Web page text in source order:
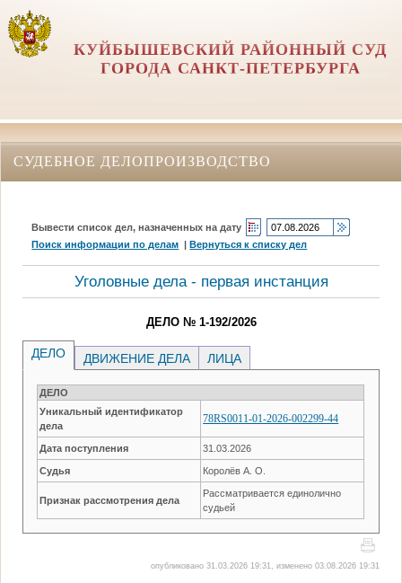
КУЙБЫШЕВСКИЙ РАЙОННЫЙ СУД
ГОРОДА САНКТ-ПЕТЕРБУРГА
СУДЕБНОЕ ДЕЛОПРОИЗВОДСТВО
Вывести список дел, назначенных на дату
Поиск информации по делам |Вернуться к списку дел
Уголовные дела - первая инстанция
ДЕЛО № 1-192/2026
ДЕЛО ДВИЖЕНИЕ ДЕЛА ЛИЦА
ДЕЛО
Уникальный идентификатор
дела
78RS0011-01-2026-002299-44
Дата поступления 31.03.2026
Судья Королёв А. О.
Признак рассмотрения дела
Рассматривается единолично
судьей
опубликовано 31.03.2026 19:31, изменено 03.08.2026 19:31